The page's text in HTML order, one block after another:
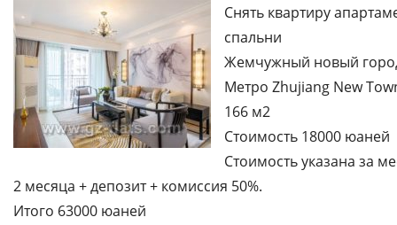
Снять квартиру
спальни
Жемчужный новый
Метро Zhujiang New
166 м2
Стоимость 18000 юаней
Стоимость указана за
2 месяца + депозит + комиссия 50%.
Итого 63000 юаней